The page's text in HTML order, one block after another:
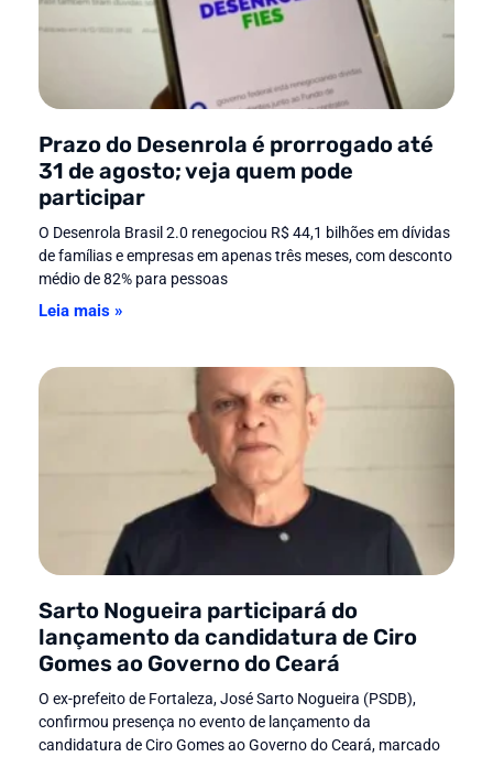
Prazo do Desenrola é prorrogado até
31 de agosto; veja quem pode
participar
O Desenrola Brasil 2.0 renegociou R$ 44,1 bilhões em dívidas
de famílias e empresas em apenas três meses, com desconto
médio de 82% para pessoas
Leia mais »
Sarto Nogueira participará do
lançamento da candidatura de Ciro
Gomes ao Governo do Ceará
O ex-prefeito de Fortaleza, José Sarto Nogueira (PSDB),
confirmou presença no evento de lançamento da
candidatura de Ciro Gomes ao Governo do Ceará, marcado